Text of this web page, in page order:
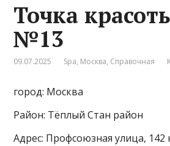
Точка
№13
09.07.2025 Spa, Москва, Справочная
город: Москва
Район: Тёплый Стан район
Адрес: Профсоюзная улица, 142